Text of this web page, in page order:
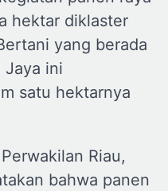
hektar diklaster
yang berada
Jaya ini
satu hektarnya
Riau,
bahwa panen